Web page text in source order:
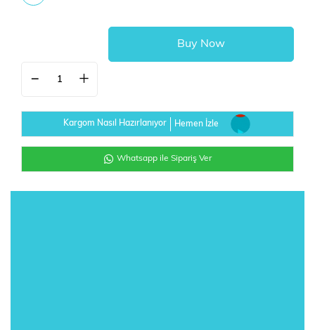
Kargom Nasıl Hazırlanıyor Hemen İzle
Whatsapp ile Sipariş Ver